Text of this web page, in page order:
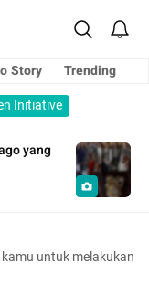
Story
Trending
Initiative
yang
untuk melakukan